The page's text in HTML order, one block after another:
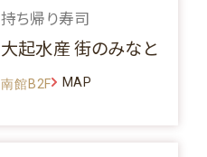
持ち帰り寿司
大起水産 街のみなと
南館B2F MAP